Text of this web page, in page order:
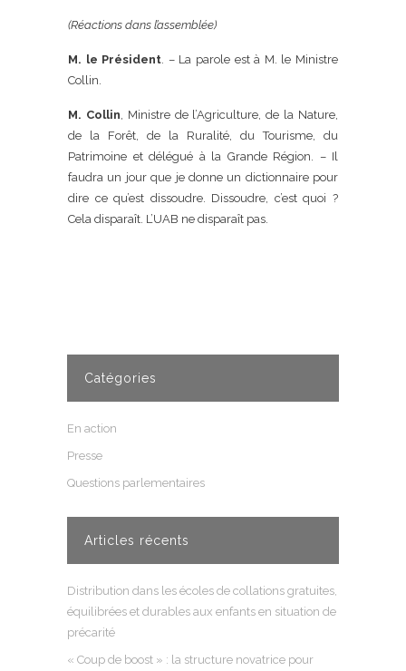
(Réactions dans l’assemblée)
M. le Président. – La parole est à M. le Ministre
Collin.
M. Collin, Ministre de l’Agriculture, de la Nature,
de la Forêt, de la Ruralité, du Tourisme, du
Patrimoine et délégué à la Grande Région. – Il
faudra un jour que je donne un dictionnaire pour
dire ce qu’est dissoudre. Dissoudre, c’est quoi ?
Cela disparaît. L’UAB ne disparaît pas.
Catégories
En action
Presse
Questions parlementaires
Articles récents
Distribution dans les écoles de collations gratuites,
équilibrées et durables aux enfants en situation de
précarité
« Coup de boost » : la structure novatrice pour